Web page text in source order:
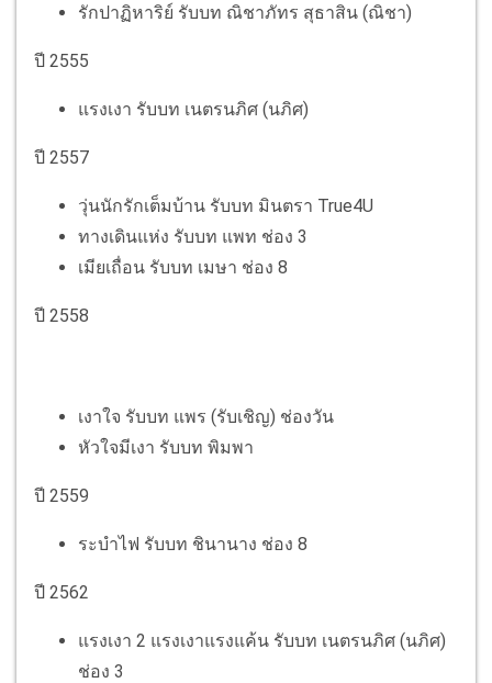
รักปาฏิหาริย์ รับบท ณิชาภัทร สุธาสิน (ณิชา)
ปี 2555
แรงเงา รับบท เนตรนภิศ (นภิศ)
ปี 2557
วุ่นนักรักเต็มบ้าน รับบท มินตรา True4U
ทางเดินแห่ง รับบท แพท ช่อง 3
เมียเถื่อน รับบท เมษา ช่อง 8
ปี 2558
เงาใจ รับบท แพร (รับเชิญ) ช่องวัน
หัวใจมีเงา รับบท พิมพา
ปี 2559
ระบำไฟ รับบท ชินานาง ช่อง 8
ปี 2562
แรงเงา 2 แรงเงาแรงแค้น รับบท เนตรนภิศ (นภิศ)
ช่อง 3